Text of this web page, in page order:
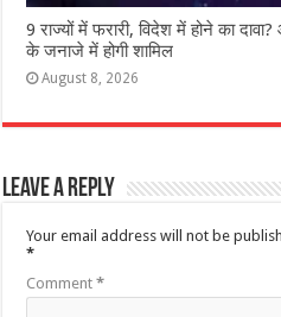
9 राज्‍यों में फरारी, व‍िदेश में होने का
के जनाजे में होगी शामिल
August 8, 2026
Leave a Reply
Your email address will not be
*
Comment*